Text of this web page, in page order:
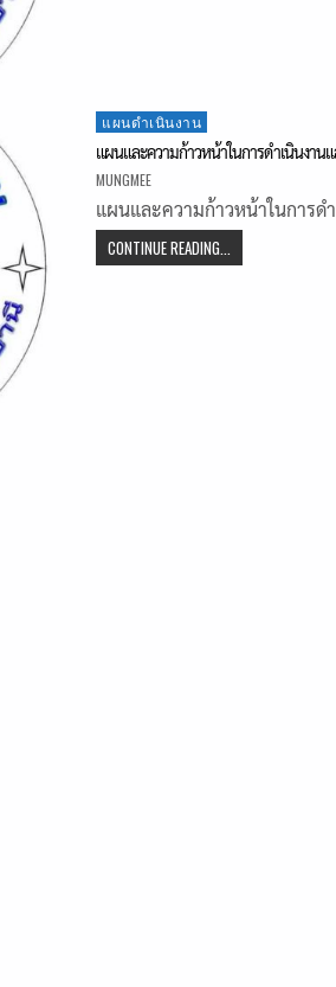
Posted
in
แผนดำเนินงาน
แผนและความก้าวหน้าในการดำเนินงาน
MUNGMEE
แผนและความก้าวหน้าในการด
CONTINUE READING...